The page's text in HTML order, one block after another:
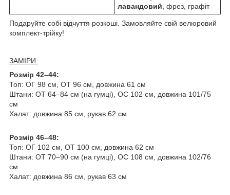
лавандовий , фрез, графіт
Подаруйте собі відчуття розкоші. Замовляйте свій велюровий
комплект-трійку!
ЗАМІРИ:
Розмір 42–44:
Топ: ОГ 98 см, ОТ 96 см, довжина 61 см
Штани: ОТ 64–84 см (на гумці), ОС 102 см, довжина 101/75
см
Халат: довжина 85 см, рукав 62 см
Розмір 46–48:
Топ: ОГ 102 см, ОТ 100 см, довжина 62 см
Штани: ОТ 70–90 см (на гумці), ОС 108 см, довжина 102/76
см
Халат: довжина 86 см, рукав 63 см